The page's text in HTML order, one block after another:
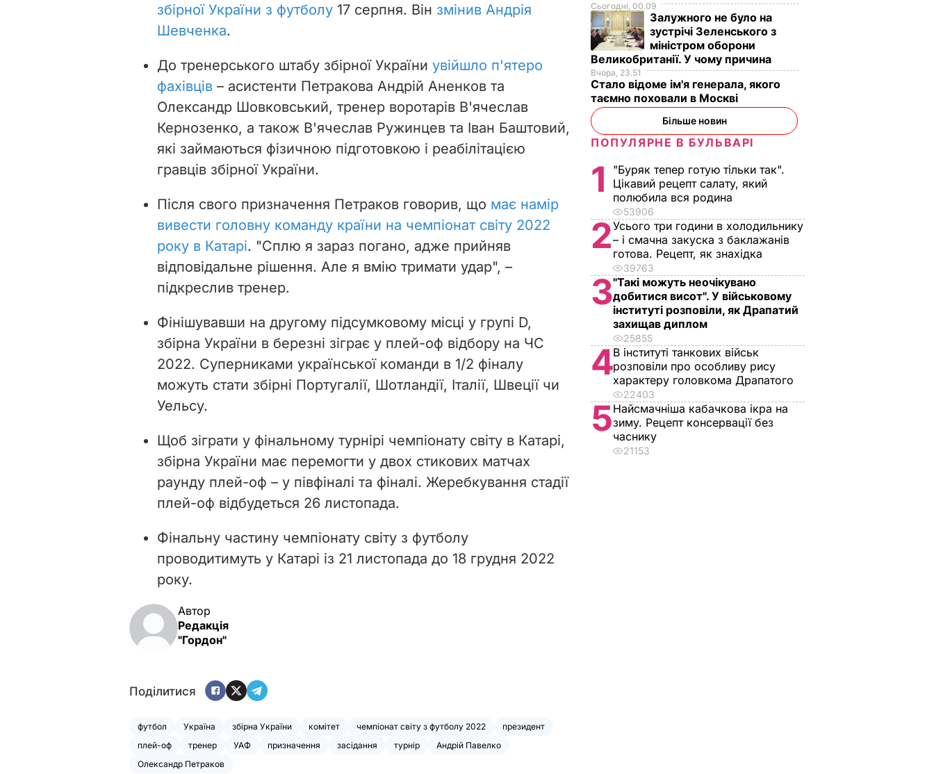
збірної України з футболу 17 серпня. Він змінив Андрія
Шевченка.
До тренерського штабу збірної України увійшло п'ятеро
фахівців – асистенти Петракова Андрій Аненков та
Олександр Шовковський, тренер воротарів В'ячеслав
Кернозенко, а також В'ячеслав Ружинцев та Іван Баштовий,
які займаються фізичною підготовкою і реабілітацією
гравців збірної України.
Після свого призначення Петраков говорив, що має намір
вивести головну команду країни на чемпіонат світу 2022
року в Катарі. "Сплю я зараз погано, адже прийняв
відповідальне рішення. Але я вмію тримати удар", –
підкреслив тренер.
Фінішувавши на другому підсумковому місці у групі D,
збірна України в березні зіграє у плей-оф відбору на ЧС
2022. Суперниками української команди в 1/2 фіналу
можуть стати збірні Португалії, Шотландії, Італії, Швеції чи
Уельсу.
Щоб зіграти у фінальному турнірі чемпіонату світу в Катарі,
збірна України має перемогти у двох стикових матчах
раунду плей-оф – у півфіналі та фіналі. Жеребкування стадії
плей-оф відбудеться 26 листопада.
Фінальну частину чемпіонату світу з футболу
проводитимуть у Катарі із 21 листопада до 18 грудня 2022
року.
Автор
Редакція
"Гордон"
Поділитися
футбол Україна збірна України комітет чемпіонат світу з футболу 2022
президент
плей-оф
тренер УАФ призначення засідання турнір
Андрій Павелко
Олександр Петраков
Сьогодні, 00.09
Залужного не було на
зустрічі Зеленського з
міністром оборони
Великобританії. У чому причина
Вчора, 23.51
Стало відоме ім'я генерала, якого
таємно поховали в Москві
Більше новин
ПОПУЛЯРНЕ В БУЛЬВАРІ
1
"Буряк тепер готую тільки так".
Цікавий рецепт салату, який
полюбила вся родина
53906
2Усього три години в холодильнику
– і смачна закуска з баклажанів
готова. Рецепт, як знахідка
39763
3"Такі можуть неочікувано
добитися висот". У військовому
інституті розповіли, як Драпатий
захищав диплом
25855
4В інституті танкових військ
розповіли про особливу рису
характеру головкома Драпатого
22403
5Найсмачніша кабачкова ікра на
зиму. Рецепт консервації без
часнику
21153